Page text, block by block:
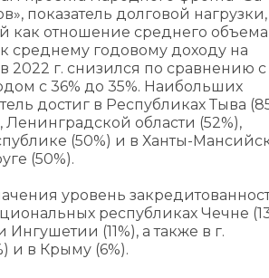
показатель долговой нагрузки,
как отношение среднего объема
среднему годовому доходу на
2022 г. снизился по сравнению с
с 36% до 35%. Наибольших
достиг в Республиках Тыва
Ленинградской области (52%),
(50%) и в Ханты-
(50%).
уровень
республиках Чечне
Ингушетии (11%), а также в г.
и в Крыму (6%).